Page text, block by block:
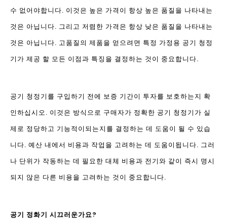
수 없어야합니다. 이것은 높은 가격이 항상 높은 품질을 나타내는
것은 아닙니다. 그리고 저렴한 가격은 항상 낮은 품질을 나타내는
것은 아닙니다. 고품질의 제품을 얻으려면 특정 가정용 공기 청정
기가 제공 할 모든 이점과 특징을 결정하는 것이 중요합니다.
공기 청정기를 구입하기 전에 보증 기간이 투자를 보호하는지 확
인하십시오. 이것은 방식으로 구매자가 정확한 공기 청정기가 실
제로 정당하고 기능적이되는지를 결정하는 데 도움이 될 수 있습
니다. 예산 내에서 비용과 작업을 고려하는 데 도움이됩니다. 그러
나 단위가 작동하는 데 필요한 대체 비용과 전기와 같이 즉시 명시
되지 않은 다른 비용을 고려하는 것이 중요합니다.
공기 정화기 시끄러운가요?